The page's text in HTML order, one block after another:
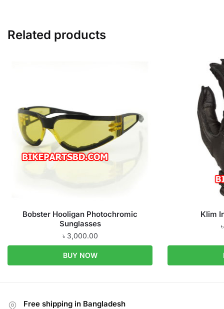
Related products
Bobster Hooligan Photochromic
Sunglasses
৳ 3,000.00
BUY NOW
Klim
Free shipping in Bangladesh